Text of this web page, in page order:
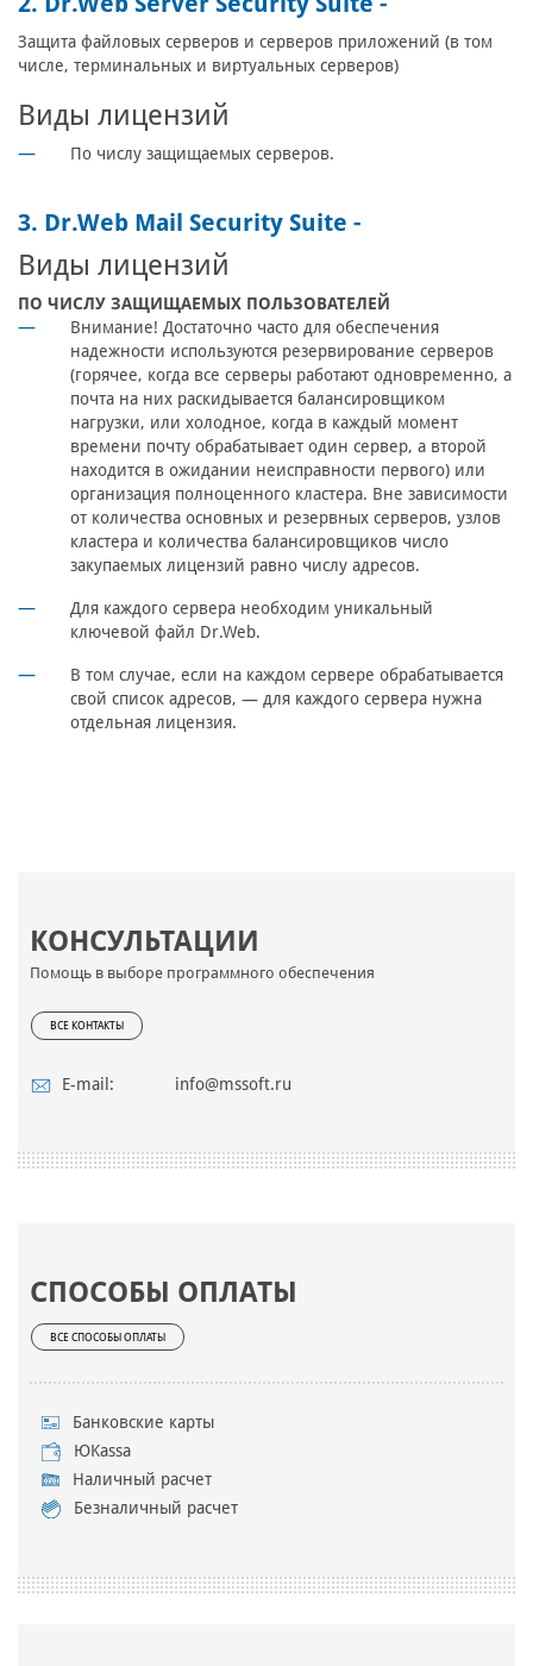
КОНСУЛЬТАЦИИ
Помощь в выборе программного обеспечения
ВСЕ КОНТАКТЫ
E-mail: info@mssoft.ru
СПОСОБЫ ОПЛАТЫ
ВСЕ СПОСОБЫ ОПЛАТЫ
Банковские карты
ЮKassa
Наличный расчет
Безналичный расчет
Защита файловых серверов и серверов приложений (в том
числе, терминальных и виртуальных серверов)
Виды лицензий
По числу защищаемых серверов.
3. Dr.Web Mail Security Suite -
Виды лицензий
ПО ЧИСЛУ ЗАЩИЩАЕМЫХ ПОЛЬЗОВАТЕЛЕЙ
Внимание! Достаточно часто для обеспечения
надежности используются резервирование серверов
(горячее, когда все серверы работают одновременно, а
почта на них раскидывается балансировщиком
нагрузки, или холодное, когда в каждый момент
времени почту обрабатывает один сервер, а второй
находится в ожидании неисправности первого) или
организация полноценного кластера. Вне зависимости
от количества основных и резервных серверов, узлов
кластера и количества балансировщиков число
закупаемых лицензий равно числу адресов.
Для каждого сервера необходим уникальный
ключевой файл Dr.Web.
В том случае, если на каждом сервере обрабатывается
свой список адресов, — для каждого сервера нужна
отдельная лицензия.